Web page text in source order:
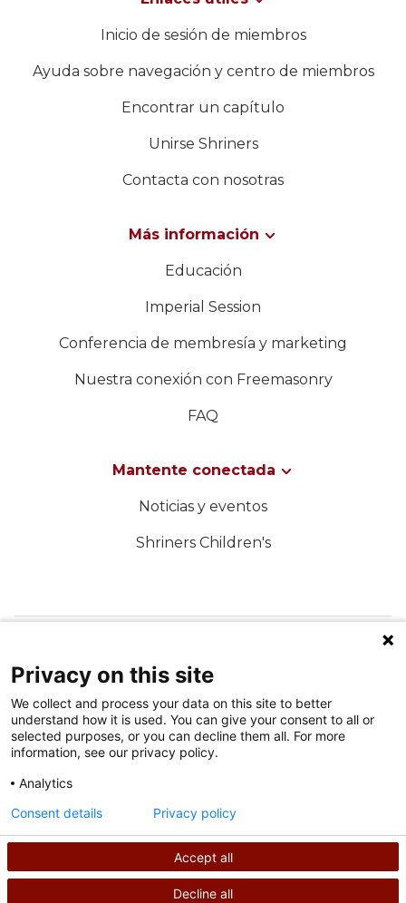
Inicio de sesión de miembros
Ayuda sobre navegación y centro de miembros
Encontrar un capítulo
Unirse Shriners
Contacta con nosotras
Más información
Educación
Imperial Session
Conferencia de membresía y marketing
Nuestra conexión con Freemasonry
FAQ
Mantente conectada
Noticias y eventos
Shriners Children's
política de privacidad
©2026 Derechos de autor de Shriners International
Privacy on this site
We collect and process your data on this site to better
understand how it is used. You can give your consent to all or
selected purposes, or you can decline them all. For more
information, see our privacy policy.
Analytics
Accept all
Decline all
Consent details Privacy policy